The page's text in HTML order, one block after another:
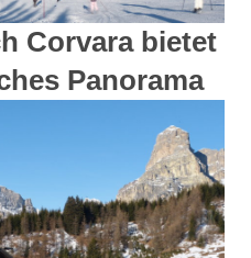
Corvara bietet
Panorama